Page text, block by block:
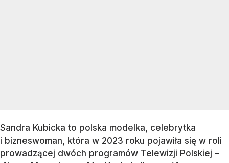
Sandra Kubicka to polska modelka, celebrytka
i bizneswoman, która w 2023 roku pojawiła się w roli
prowadzącej dwóch programów Telewizji Polskiej –